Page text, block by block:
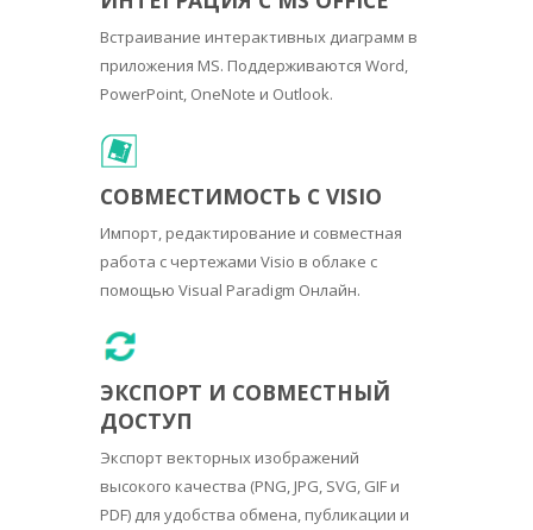
Встраивание интерактивных диаграмм в
приложения MS. Поддерживаются Word,
PowerPoint, OneNote и Outlook.
СОВМЕСТИМОСТЬ С VISIO
Импорт, редактирование и совместная
работа с чертежами Visio в облаке с
помощью Visual Paradigm Онлайн.
ЭКСПОРТ И СОВМЕСТНЫЙ
ДОСТУП
Экспорт векторных изображений
высокого качества (PNG, JPG, SVG, GIF и
PDF) для удобства обмена, публикации и